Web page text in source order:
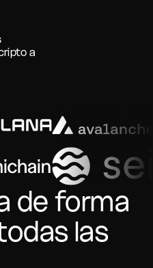
a
de forma
las